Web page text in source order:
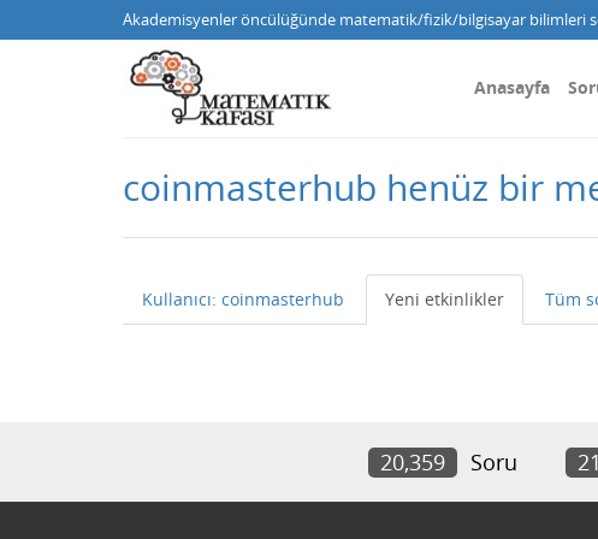
Akademisyenler öncülüğünde matematik/fizik/bilgisayar bilimleri
Anasayfa
coinmasterhub henüz bir
Kullanıcı: coinmasterhub Yeni etkinlikler Tüm
20,359 Soru